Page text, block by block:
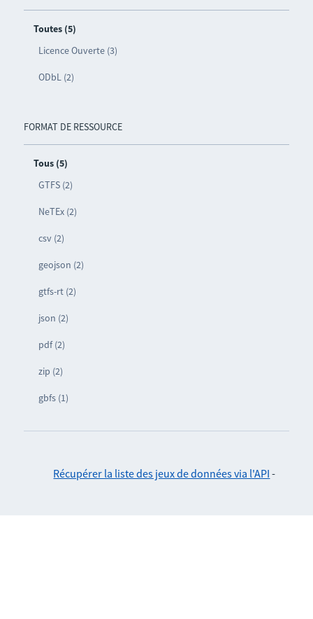
Toutes (5)
Licence Ouverte (3)
ODbL (2)
FORMAT DE RESSOURCE
Tous (5)
GTFS (2)
NeTEx (2)
csv (2)
geojson (2)
gtfs-rt (2)
json (2)
pdf (2)
zip (2)
gbfs (1)
Récupérer la liste des jeux de données via l'API -